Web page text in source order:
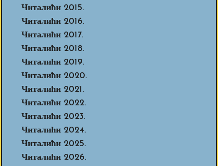
Читалићи 2015.
Читалићи 2016.
Читалићи 2017.
Читалићи 2018.
Читалићи 2019.
Читалићи 2020.
Читалићи 2021.
Читалићи 2022.
Читалићи 2023.
Читалићи 2024.
Читалићи 2025.
Читалићи 2026.